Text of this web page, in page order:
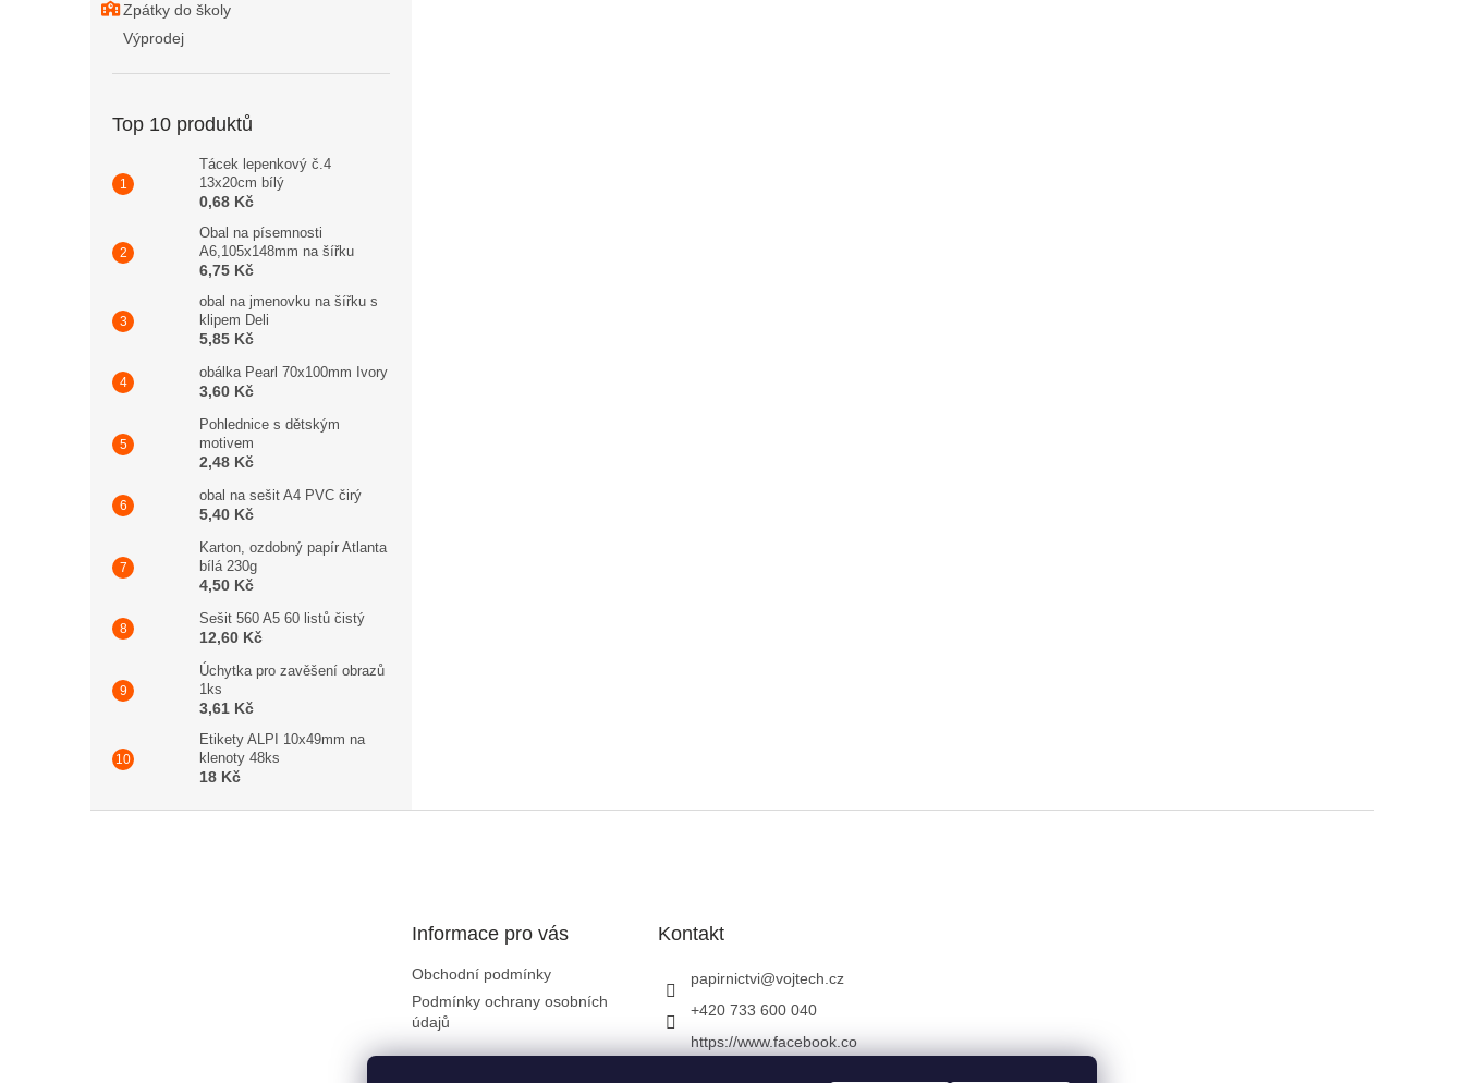
Zpátky do školy
Výprodej
Top 10 produktů
Tácek lepenkový č.4
13x20cm bílý
0,68 Kč
Obal na písemnosti
A6,105x148mm na šířku
6,75 Kč
obal na jmenovku na šířku s
klipem Deli
5,85 Kč
obálka Pearl 70x100mm Ivory
3,60 Kč
Pohlednice s dětským
motivem
2,48 Kč
obal na sešit A4 PVC čirý
5,40 Kč
Karton, ozdobný papír Atlanta
bílá 230g
4,50 Kč
Sešit 560 A5 60 listů čistý
12,60 Kč
Úchytka pro zavěšení obrazů
1ks
3,61 Kč
Etikety ALPI 10x49mm na
klenoty 48ks
18 Kč
Informace pro vás
Obchodní podmínky
Podmínky ochrany osobních
údajů
Kontakt
papirnictvi@vojtech.cz
+420 733 600 040
https://www.facebook.co